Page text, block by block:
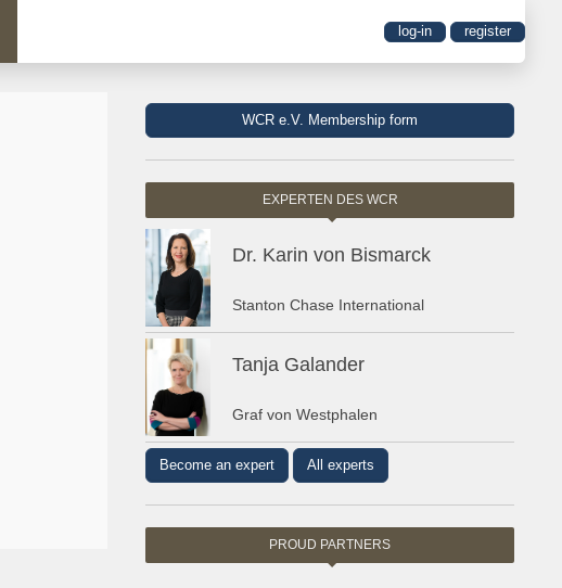
log-in register
WCR e.V. Membership form
EXPERTEN DES WCR
Dr. Karin von Bismarck
Stanton Chase International
Tanja Galander
Graf von Westphalen
Become an expert All experts
PROUD PARTNERS